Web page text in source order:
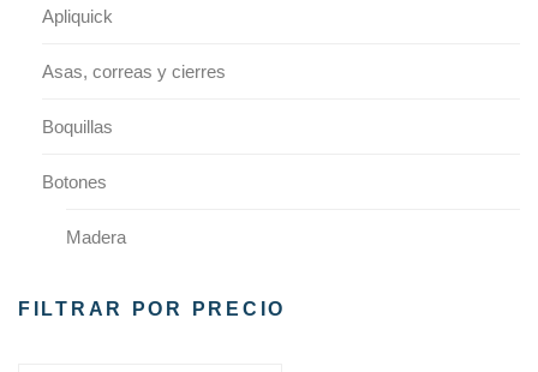
Apliquick
Asas, correas y cierres
Boquillas
Botones
Madera
FILTRAR POR PRECIO